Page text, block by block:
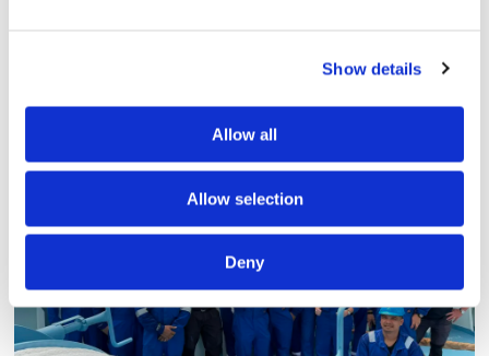
Show details
Allow all
Allow selection
Deny
Maritime köper Berg